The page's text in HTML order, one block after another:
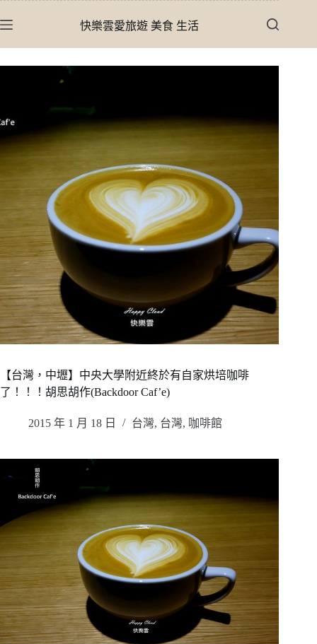
至
快樂雲愛旅遊 美食 生活
【台灣，中壢】中央大學附近終於有自家烘培咖啡
了！！！胡思胡作(Backdoor Caf’e)
2015 年 1 月 18 日 台灣, 台灣, 咖啡館